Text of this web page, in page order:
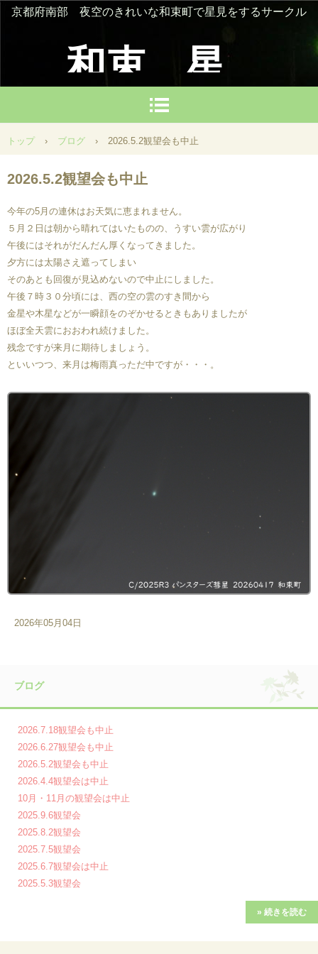
和束 星
を楽しむ
会
京都府南部 夜空のきれいな和束町で星見をするサークル
トップ › ブログ › 2026.5.2観望会も中止
2026.5.2観望会も中止
今年の5月の連休はお天気に恵まれません。
５月２日は朝から晴れてはいたものの、うすい雲が広がり
午後にはそれがだんだん厚くなってきました。
夕方には太陽さえ遮ってしまい
そのあとも回復が見込めないので中止にしました。
午後７時３０分頃には、西の空の雲のすき間から
金星や木星などが一瞬顔をのぞかせるときもありましたが
ほぼ全天雲におおわれ続けました。
残念ですが来月に期待しましょう。
といいつつ、来月は梅雨真っただ中ですが・・・。
2026年05月04日
ブログ
2026.7.18観望会も中止
2026.6.27観望会も中止
2026.5.2観望会も中止
2026.4.4観望会は中止
10月・11月の観望会は中止
2025.9.6観望会
2025.8.2観望会
2025.7.5観望会
2025.6.7観望会は中止
2025.5.3観望会
» 続きを読む